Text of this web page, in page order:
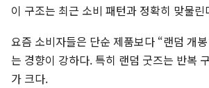
이 구조는 최근 소비 패턴과 정확히 맞물린
요즘 소비자들은 단순 제품보다 “랜덤 개
는 경향이 강하다. 특히 랜덤 굿즈는 반복
가 크다.